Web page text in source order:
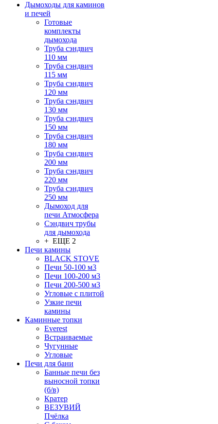
Дымоходы для каминов
и печей
Готовые
комплекты
дымохода
Труба сэндвич
110 мм
Труба сэндвич
115 мм
Труба сэндвич
120 мм
Труба сэндвич
130 мм
Труба сэндвич
150 мм
Труба сэндвич
180 мм
Труба сэндвич
200 мм
Труба сэндвич
220 мм
Труба сэндвич
250 мм
Дымоход для
печи Атмосфера
Сэндвич трубы
для дымохода
+ ЕЩЕ 2
Печи камины
BLACK STOVE
Печи 50-100 м3
Печи 100-200 м3
Печи 200-500 м3
Угловые с плитой
Узкие печи
камины
Каминные топки
Everest
Встраиваемые
Чугунные
Угловые
Печи для бани
Банные печи без
выносной топки
(б/в)
Кратер
ВЕЗУВИЙ
Пчёлка